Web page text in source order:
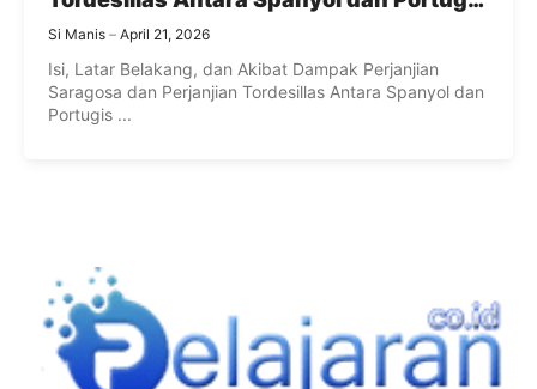
Lengkap
Si Manis April 21, 2026
Isi, Latar Belakang, dan Akibat Dampak Perjanjian
Saragosa dan Perjanjian Tordesillas Antara Spanyol dan
Portugis ...